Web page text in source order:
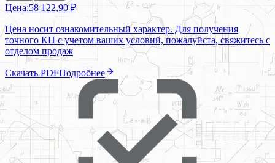
Цена:58 122,90 ₽
Цена носит ознакомительный характер. Для получения
точного КП с учетом ваших условий, пожалуйста, свяжитесь с
отделом продаж
Скачать PDFПодробнее